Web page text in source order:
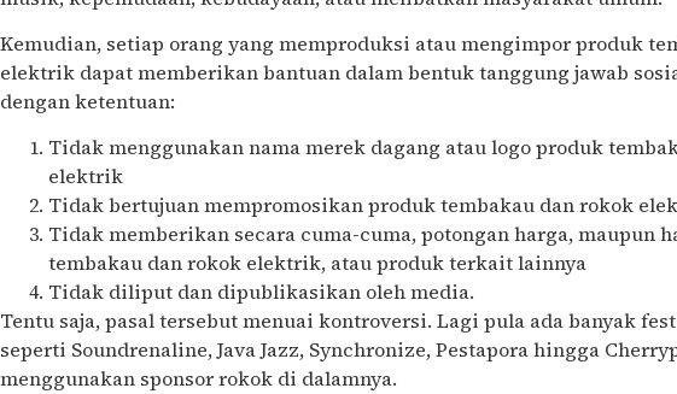
Kemudian, setiap orang yang memproduksi atau mengimpor produk
elektrik dapat memberikan bantuan dalam bentuk tanggung jawab
dengan ketentuan:
Tidak menggunakan nama merek dagang atau logo produk
elektrik
Tidak bertujuan mempromosikan produk tembakau dan rokok
Tidak memberikan secara cuma-cuma, potongan harga, maupun
tembakau dan rokok elektrik, atau produk terkait lainnya
Tidak diliput dan dipublikasikan oleh media.
Tentu saja, pasal tersebut menuai kontroversi. Lagi pula ada banyak
seperti Soundrenaline, Java Jazz, Synchronize, Pestapora hingga
menggunakan sponsor rokok di dalamnya.